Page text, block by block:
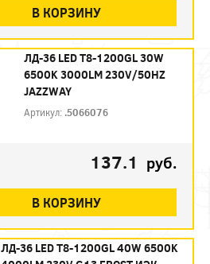
В КОРЗИНУ
ЛД-36 LED Т8-1200GL 30W
6500K 3000LM 230V/50HZ
JAZZWAY
Артикул: .5066076
137.1 руб.
В КОРЗИНУ
ЛД-36 LED Т8-1200GL 40W 6500K